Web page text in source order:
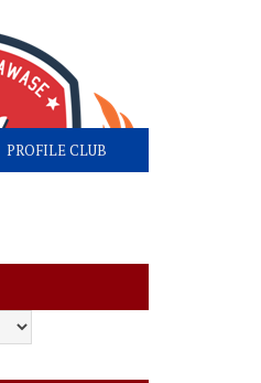
PROFILE CLUB